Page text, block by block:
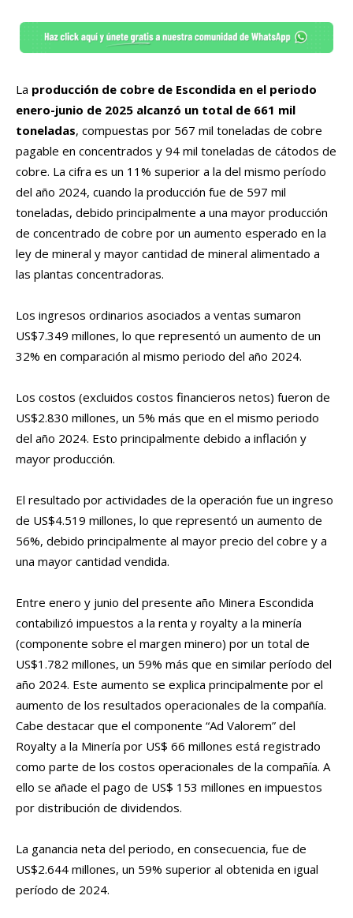
La producción de cobre de Escondida en el periodo
enero-junio de 2025 alcanzó un total de 661 mil
toneladas, compuestas por 567 mil toneladas de cobre
pagable en concentrados y 94 mil toneladas de cátodos de
cobre. La cifra es un 11% superior a la del mismo período
del año 2024, cuando la producción fue de 597 mil
toneladas, debido principalmente a una mayor producción
de concentrado de cobre por un aumento esperado en la
ley de mineral y mayor cantidad de mineral alimentado a
las plantas concentradoras.
Los ingresos ordinarios asociados a ventas sumaron
US$7.349 millones, lo que representó un aumento de un
32% en comparación al mismo periodo del año 2024.
Los costos (excluidos costos financieros netos) fueron de
US$2.830 millones, un 5% más que en el mismo periodo
del año 2024. Esto principalmente debido a inflación y
mayor producción.
El resultado por actividades de la operación fue un ingreso
de US$4.519 millones, lo que representó un aumento de
56%, debido principalmente al mayor precio del cobre y a
una mayor cantidad vendida.
Entre enero y junio del presente año Minera Escondida
contabilizó impuestos a la renta y royalty a la minería
(componente sobre el margen minero) por un total de
US$1.782 millones, un 59% más que en similar período del
año 2024. Este aumento se explica principalmente por el
aumento de los resultados operacionales de la compañía.
Cabe destacar que el componente “Ad Valorem” del
Royalty a la Minería por US$ 66 millones está registrado
como parte de los costos operacionales de la compañía. A
ello se añade el pago de US$ 153 millones en impuestos
por distribución de dividendos.
La ganancia neta del periodo, en consecuencia, fue de
US$2.644 millones, un 59% superior al obtenida en igual
período de 2024.